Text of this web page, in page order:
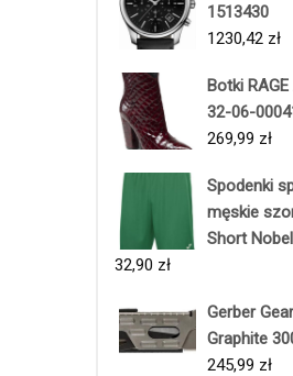
1513430
1230,42 zł
Botki
32-06-
269,99 zł
Spodenki
męskie
Short
32,90 zł
Gerber
Graphite
245,99 zł